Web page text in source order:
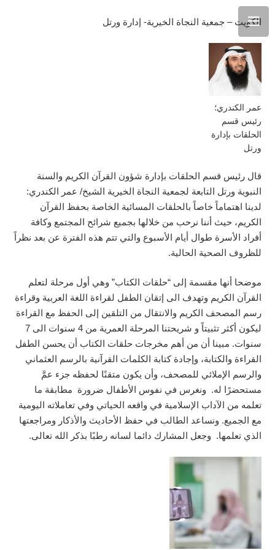
الكويت – جمعية النجاة الخيرية- إدارة ورتل
عمر الكندري؛
رئيس قسم
الحلقات بإدارة
ورتل
قال رئيس قسم الحلقات بإدارة شؤون القرآن الكريم والسنة
النبوية ورتل التابعة لجمعية النجاة الخيرية الشيخ/ عمر الكندري:
لدينا اهتماماً خاصاً بالحلقات المسائية الخاصة بحفظ القرآن
الكريم، حيث أننا نرحب من خلالها بجميع شرائح المجتمع وكافة
أفراد الأسرة طوال أيام الأسبوع والتي تتم هذه الفترة عن بعد نظراً
للظروف الصحية الحالية.
موضحا أنها مقسمة إلى “حلقات الكتاب” وهي أول مرحلة لتعلم
القرآن الكريم وتهدف الى إتقان الطفل لقراءة اللغة العربية وقراءة
رسم المصحف الكريم والانتقال من التلقين إلى الحفظ مع القراءة
ليكون أكثر تثبيتاً و شريحتنا المرحلة العمرية من 4 سنوات الى 7
سنوات. مبينا أن من أهم مخرجات حلقات الكتاب أن يحسن الطفل
القراءة والكتابة، وإجادة كتابة الكلمات القرآنية بالرسم العثماني
والرسم الإملائي للمصحف، وأن يكون متقنًا لحفظه جزء عمَّ
مستحضرًا له. ونغرس في نفوس الأطفال ضرورة مطابقة ما
تعلمه من الآداب الإسلامية في واقعه الحياتي وفي تعاملاته اليومية
مع الجميع. ونساعد الطالب في حفظ الأحاديث والأذكار ومراجعتها
الذي تعلمها. وجعل المشارك دائما لسانه رطبًا بذكر الله تعالى.